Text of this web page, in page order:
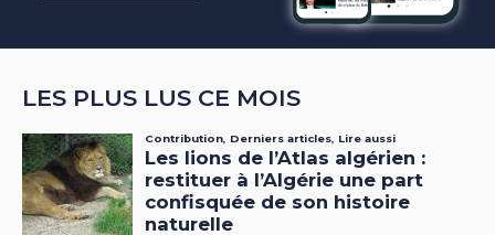
LES PLUS LUS CE MOIS